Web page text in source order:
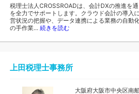
税理士法人CROSSROADは、会計DXの推進を
を全力でサポートします。クラウド会計の導入
営状況の把握や、データ連携による業務の自動
の手作業… 続きを読む
上田税理士事務所
大阪府大阪市中央区南